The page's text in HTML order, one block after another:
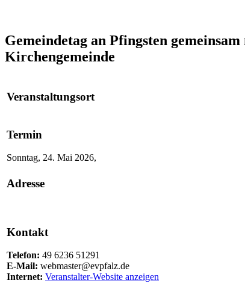
Gemeindetag an Pfingsten
Kirchengemeinde
Veranstaltungsort
Termin
Sonntag, 24. Mai 2026,
Adresse
Kontakt
Telefon: 49 6236 51291
E-Mail: webmaster@evpfalz.de
Internet: Veranstalter-Website anzeigen